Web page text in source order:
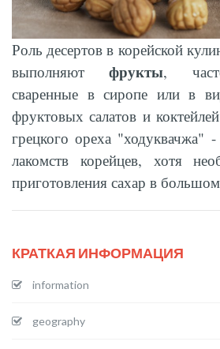
Роль десертов в корейской
выполняютфрукты,
сваренные в сиропе или в
фруктовых салатов и
грецкого ореха
лакомств корейцев, хотя
приготовления сахар в
КРАТКАЯ ИНФОРМАЦИЯ
information
geography